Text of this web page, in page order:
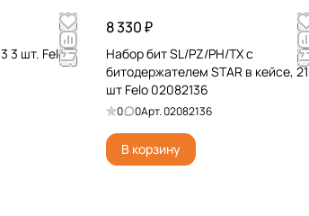
3 шт. Felo
8 330 ₽
Набор бит SL/PZ/PH/TX с
битодержателем STAR в кейсе, 21
шт Felo 02082136
0 0Арт.02082136
В корзину